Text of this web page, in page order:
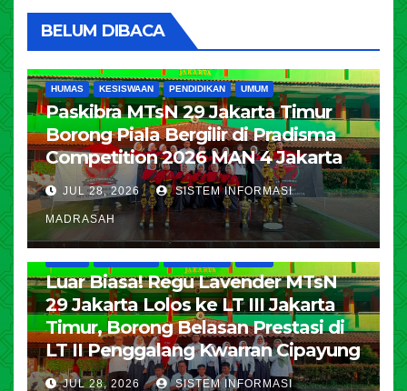
BELUM DIBACA
HUMAS KESISWAAN PENDIDIKAN UMUM
Paskibra MTsN 29 Jakarta Timur
Borong Piala Bergilir di Pradisma
Competition 2026 MAN 4 Jakarta
JUL 28, 2026 SISTEM INFORMASI
MADRASAH
Luar Biasa! Regu Lavender MTsN
29 Jakarta Lolos ke LT III Jakarta
Timur, Borong Belasan Prestasi di
LT II Penggalang Kwarran Cipayung
JUL 28, 2026 SISTEM INFORMASI